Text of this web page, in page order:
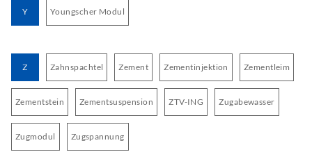
Y Youngscher Modul
Z Zahnspachtel Zement Zementinjektion Zementleim
Zementstein Zementsuspension ZTV-ING Zugabewasser
Zugmodul Zugspannung